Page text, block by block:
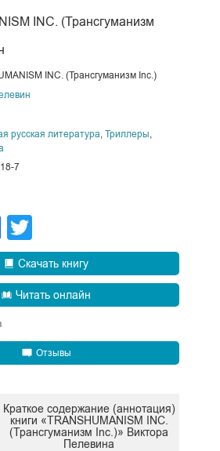
INC. (Трансгуманизм
INC. (Трансгуманизм Inc.)
русская литература Триллеры
7
Facebook
Скачать книгу
Читать онлайн
Отзывы
Краткое содержание (аннотация)
книги «TRANSHUMANISM INC.
(Трансгуманизм Inc.)» Виктора
Пелевина